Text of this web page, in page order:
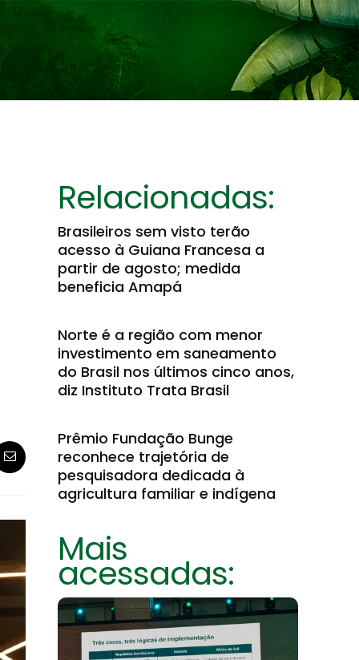
Relacionadas:
Brasileiros sem visto terão
acesso à Guiana Francesa a
partir de agosto; medida
beneficia Amapá
Norte é a região com menor
investimento em saneamento
do Brasil nos últimos cinco anos,
diz Instituto Trata Brasil
Prêmio Fundação Bunge
reconhece trajetória de
pesquisadora dedicada à
agricultura familiar e indígena
Mais
acessadas: